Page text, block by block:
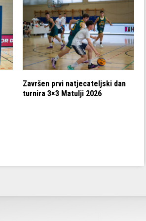
Završen prvi natjecateljski dan
turnira 3×3 Matulji 2026